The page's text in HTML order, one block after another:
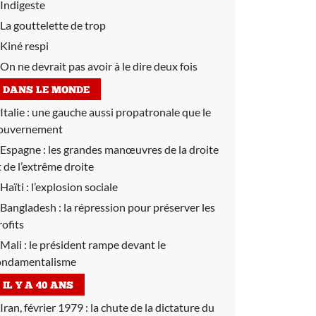
Indigeste
La gouttelette de trop
Kiné respi
On ne devrait pas avoir à le dire deux fois
DANS LE MONDE
Italie : une gauche aussi propatronale que le
Espagne : les grandes manœuvres de la droite
de l’extrême droite
Haïti : l’explosion sociale
Bangladesh : la répression pour préserver les
Mali : le président rampe devant le
IL Y A 40 ANS
Iran, février 1979 : la chute de la dictature du